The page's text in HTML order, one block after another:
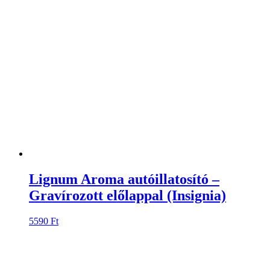
Lignum Aroma autóillatosító –
Gravírozott előlappal (Insignia)
5590 Ft